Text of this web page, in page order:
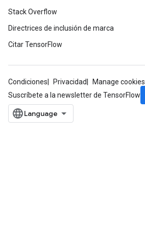
Stack Overflow
Directrices de inclusión de marca
Citar TensorFlow
Condiciones Privacidad
Manage cookies
Suscríbete a la newsletter de TensorFlow